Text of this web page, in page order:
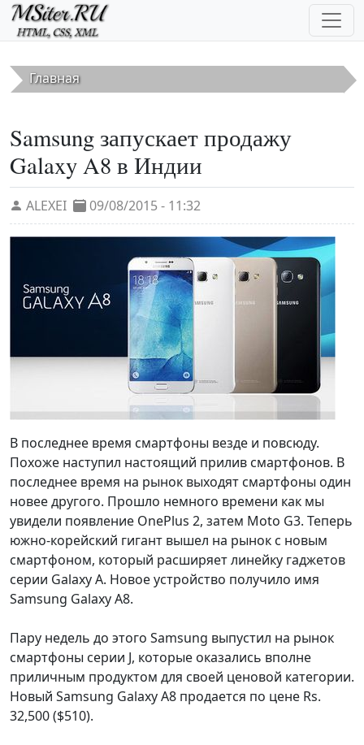
Перейти к основному содержанию
Главная
Samsung запускает продажу
Galaxy A8 в Индии
ALEXEI 09/08/2015 - 11:32
В последнее время смартфоны везде и повсюду.
Похоже наступил настоящий прилив смартфонов. В
последнее время на рынок выходят смартфоны один
новее другого. Прошло немного времени как мы
увидели появление OnePlus 2, затем Moto G3. Теперь
южно-корейский гигант вышел на рынок с новым
смартфоном, который расширяет линейку гаджетов
серии Galaxy A. Новое устройство получило имя
Samsung Galaxy A8.
Пару недель до этого Samsung выпустил на рынок
смартфоны серии J, которые оказались вполне
приличным продуктом для своей ценовой категории.
Новый Samsung Galaxy A8 продается по цене Rs.
32,500 ($510).